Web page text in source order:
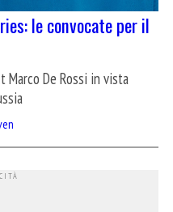
le convocate per il
Marco De Rossi in vista